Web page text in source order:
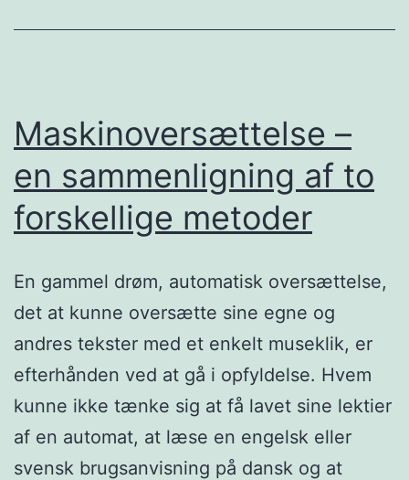
Maskinoversættelse –
en sammenligning af to
forskellige metoder
En gammel drøm, automatisk oversættelse,
det at kunne oversætte sine egne og
andres tekster med et enkelt museklik, er
efterhånden ved at gå i opfyldelse. Hvem
kunne ikke tænke sig at få lavet sine lektier
af en automat, at læse en engelsk eller
svensk brugsanvisning på dansk og at